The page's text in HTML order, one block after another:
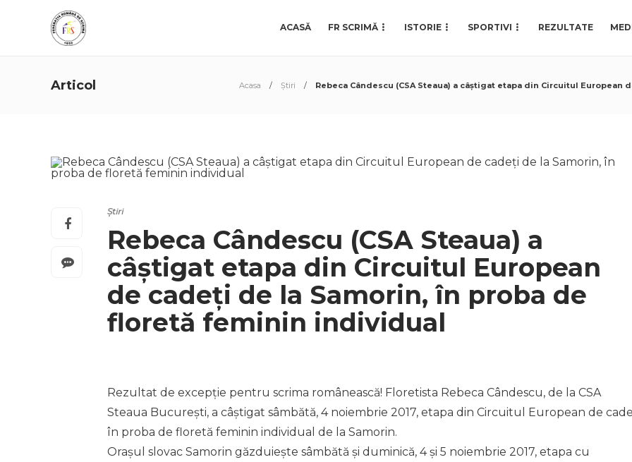
ACASĂ FR SCRIMĂ ISTORIE SPORTIVI REZULTATE
Articol Acasa Știri Rebeca Cândescu (CSA Steaua) a câștigat etapa din Circuitul
Știri
Rebeca Cândescu (CSA Steaua) a
câștigat etapa din Circuitul European
de cadeți de la Samorin, în proba de
floretă feminin individual
Rezultat de excepție pentru scrima românească! Floretista Rebeca Cândescu, de la CSA
Steaua București, a câștigat sâmbătă, 4 noiembrie 2017, etapa din Circuitul European de
în proba de floretă feminin individual de la Samorin.
Orașul slovac Samorin găzduiește sâmbătă și duminică, 4 și 5 noiembrie 2017, etapa cu